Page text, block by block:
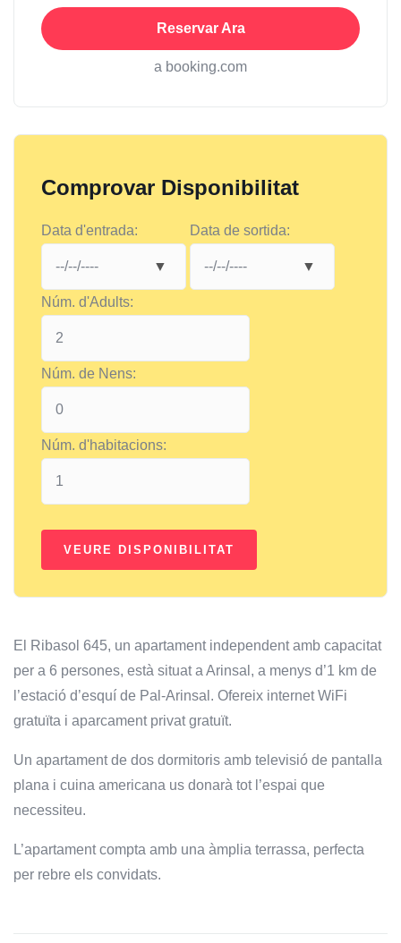
Reservar Ara
a booking.com
Comprovar Disponibilitat
Data d'entrada: Data de sortida:
Núm. d'Adults:
Núm. de Nens:
Núm. d'habitacions:
El Ribasol 645, un apartament independent amb capacitat
per a 6 persones, està situat a Arinsal, a menys d’1 km de
l’estació d’esquí de Pal-Arinsal. Ofereix internet WiFi
gratuïta i aparcament privat gratuït.
Un apartament de dos dormitoris amb televisió de pantalla
plana i cuina americana us donarà tot l’espai que
necessiteu.
L’apartament compta amb una àmplia terrassa, perfecta
per rebre els convidats.